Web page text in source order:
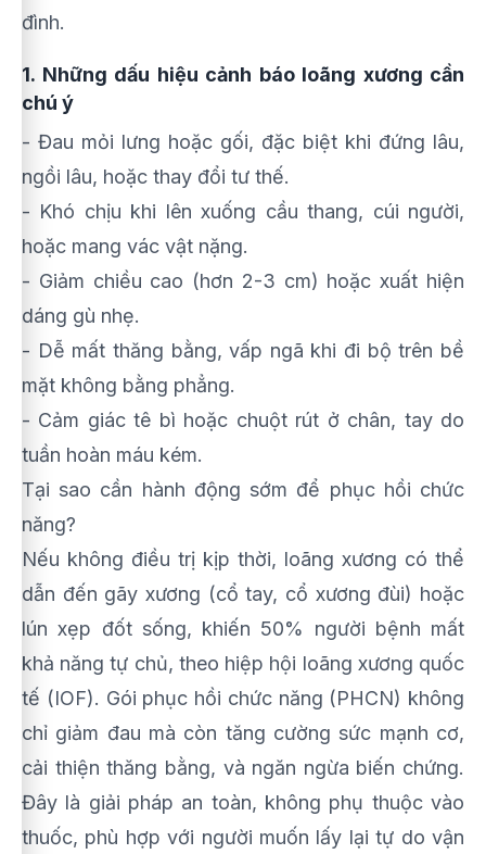
đình.
1. Những dấu hiệu cảnh báo loãng xương cần
chú ý
- Đau mỏi lưng hoặc gối, đặc biệt khi đứng lâu,
ngồi lâu, hoặc thay đổi tư thế.
- Khó chịu khi lên xuống cầu thang, cúi người,
hoặc mang vác vật nặng.
- Giảm chiều cao (hơn 2-3 cm) hoặc xuất hiện
dáng gù nhẹ.
- Dễ mất thăng bằng, vấp ngã khi đi bộ trên bề
mặt không bằng phẳng.
- Cảm giác tê bì hoặc chuột rút ở chân, tay do
tuần hoàn máu kém.
Tại sao cần hành động sớm để phục hồi chức
năng?
Nếu không điều trị kịp thời, loãng xương có thể
dẫn đến gãy xương (cổ tay, cổ xương đùi) hoặc
lún xẹp đốt sống, khiến 50% người bệnh mất
khả năng tự chủ, theo hiệp hội loãng xương quốc
tế (IOF). Gói phục hồi chức năng (PHCN) không
chỉ giảm đau mà còn tăng cường sức mạnh cơ,
cải thiện thăng bằng, và ngăn ngừa biến chứng.
Đây là giải pháp an toàn, không phụ thuộc vào
thuốc, phù hợp với người muốn lấy lại tự do vận